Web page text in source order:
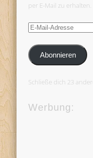
per E-Mail zu erhalten.
E-
Adresse
Abonnieren
Schließe dich 23
Werbung: